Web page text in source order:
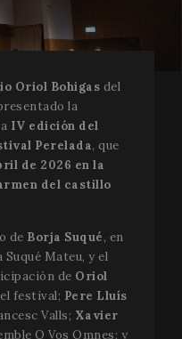
Oriol Bohigas del
la
IV edición del
Perelada, que
de 2026 en la
del castillo
de Borja Suqué, en
Mateu, y el
de Oriol
festival; Pere Lluís
Valls; Xavier
O Vos Omnes; y